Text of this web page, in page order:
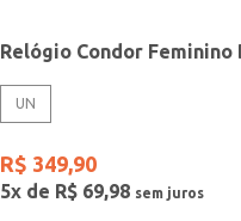
Relógio Condor Feminino
UN
R$ 349,90
5x de R$ 69,98